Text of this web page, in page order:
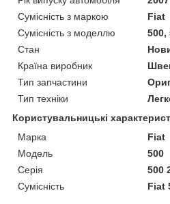
Сумісність з маркою
Fiat
Сумісність з моделлю
500,
Стан
Країна виробник
Тип запчастини
Тип техніки
Користувальницькі
Марка
Fiat
Мoдель
500
Серія
500
Сумісність
Fiat